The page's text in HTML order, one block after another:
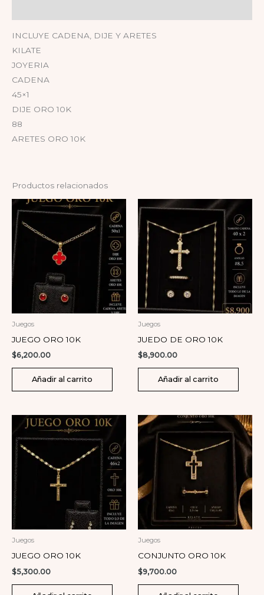
INCLUYE CADENA, DIJE Y ARETES
KILATE
JOYERIA
CADENA
45×1
DIJE ORO 10K
88
ARETES ORO 10K
Productos relacionados
Juegos
JUEGO ORO 10K
$6,200.00
Añadir al carrito
Juegos
JUEDO DE ORO 10K
$8,900.00
Añadir al carrito
Juegos
JUEGO ORO 10K
$5,300.00
Juegos
CONJUNTO ORO 10K
$9,700.00